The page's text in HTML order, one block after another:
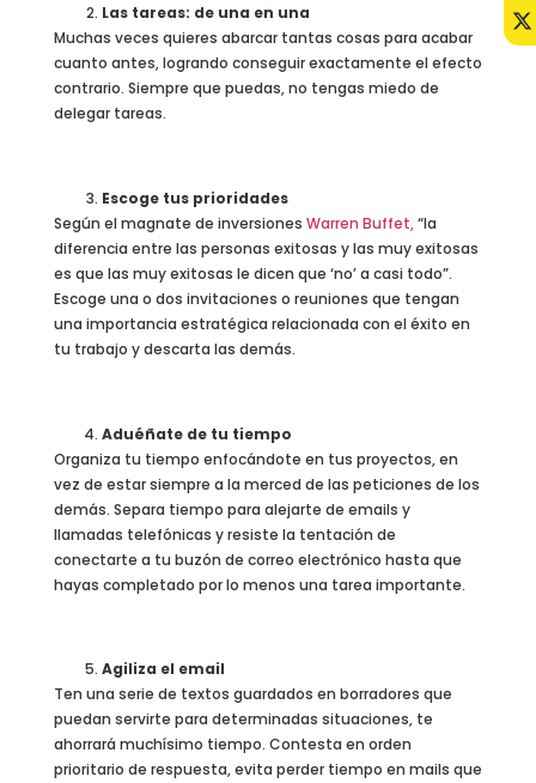
Las tareas: de una en una
Muchas veces quieres abarcar tantas cosas para acabar
cuanto antes, logrando conseguir exactamente el efecto
contrario. Siempre que puedas, no tengas miedo de
delegar tareas.
Escoge tus prioridades
Según el magnate de inversiones Warren Buffet,“la
diferencia entre las personas exitosas y las muy exitosas
es que las muy exitosas le dicen que ‘no’ a casi todo”.
Escoge una o dos invitaciones o reuniones que tengan
una importancia estratégica relacionada con el éxito en
tu trabajo y descarta las demás.
Aduéñate de tu tiempo
Organiza tu tiempo enfocándote en tus proyectos, en
vez de estar siempre a la merced de las peticiones de los
demás. Separa tiempo para alejarte de emails y
llamadas telefónicas y resiste la tentación de
conectarte a tu buzón de correo electrónico hasta que
hayas completado por lo menos una tarea importante.
Agiliza el email
Ten una serie de textos guardados en borradores que
puedan servirte para determinadas situaciones, te
ahorrará muchísimo tiempo. Contesta en orden
prioritario de respuesta, evita perder tiempo en mails que